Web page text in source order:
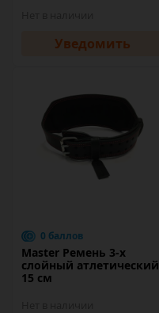
Уведомить
0 баллов
Master Ремень 3-х
слойный атлетический
15 см